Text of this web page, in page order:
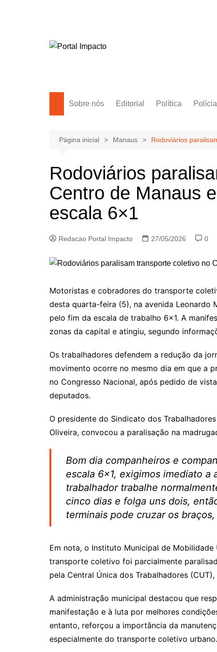
Sobre nós Editorial
Manaus
Mundo
Política Polícia
Página inicial Manaus Rodoviários
Rodoviários
Centro de Manaus
escala 6×1
Redacao Portal Impacto 27/05/2026 0
Motoristas e cobradores do transporte
desta quarta-feira (5), na avenida Leonardo
pelo fim da escala de trabalho 6×1. A
zonas da capital e atingiu, segundo
Os trabalhadores defendem a redução da
movimento ocorre no mesmo dia em que a
no Congresso Nacional, após pedido de
deputados.
O presidente do Sindicato dos
Oliveira, convocou a paralisação na
Bom dia companheiros e
escala 6×1, exigimos imediato a
trabalhador trabalhe
cinco dias e folga uns dois,
terminais pode cruzar os
Em nota, o Instituto Municipal de
transporte coletivo foi parcialmente
pela Central Única dos Trabalhadores
A administração municipal destacou que
manifestação e à luta por melhores
entanto, reforçou a importância da
especialmente do transporte coletivo urbano.